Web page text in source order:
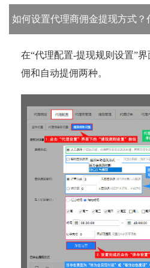
如何设置代理商佣金提现方式？
在“代理配置-提现规则设置”
佣和自动提佣两种。